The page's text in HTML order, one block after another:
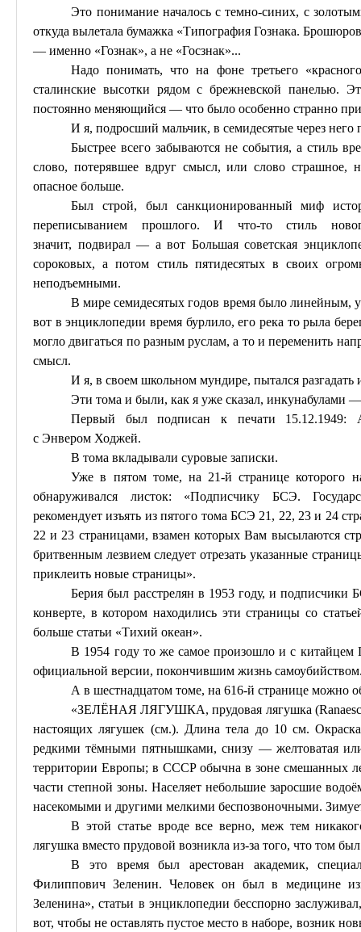
Это понимание началось с темно-синих, с
откуда вылетала бумажка «Типография Гознака.
— именно «Гознак», а не «Госзнак»...
Надо понимать, что на фоне третьего
сталинские высотки рядом с брежневской панелью.
постоянно меняющийся — что было особенно странно
И я, подросший мальчик, в семидесятые через него
Быстрее всего забываются не события, а стиль
слово, потерявшее вдруг смысл, или слово страшное,
опасное больше.
Был строй, был санкционированный миф
переписыванием прошлого. И что-то стиль
значит, подвирал— а вот Большая советская
сороковых, а потом стиль пятидесятых в своих
неподъемными.
В мире семидесятых годов время было линейным,
вот в энциклопедии время бурлило, его река то рыла
могло двигаться по разным руслам, а то и переменить
смысл.
И я, в своем школьном мундире, пытался разгадать
Эти тома и были, как я уже сказал, инкунабулами
Первый был подписан к печати
с Энвером Ходжей.
В тома вкладывали суровые записки.
Уже в пятом томе, на 21-й странице которого
обнаруживался листок: «Подписчику БСЭ.
рекомендует изъять из пятого тома БСЭ 21, 22, 23 и 24
22 и 23 страницами, взамен которых Вам высылаются
бритвенным лезвием следует отрезать указанные
приклеить новые страницы».
Берия был расстрелян в 1953 году, и
конверте, в котором находились эти страницы со
больше статьи «Тихий океан».
В 1954 году то же самое произошло и с китайцем
официальной версии, покончившим жизнь
А в шестнадцатом томе, на 616-й странице можно
«ЗЕЛЁНАЯ ЛЯГУШКА, прудовая лягушка (
настоящих лягушек (см.). Длина тела до 10 см. Окраска
редкими тёмными пятнышками, снизу — желтоватая
территории Европы; в СССР обычна в зоне смешанных
части степной зоны. Населяет небольшие заросшие
насекомыми и другими мелкими беспозвоночными.
В этой статье вроде все верно, меж тем
лягушка вместо прудовой возникла из-за того, что том
В это время был арестован академик,
Филиппович Зеленин. Человек он был в медицине
Зеленина», статьи в энциклопедии бесспорно
вот, чтобы не оставлять пустое место в наборе, возник